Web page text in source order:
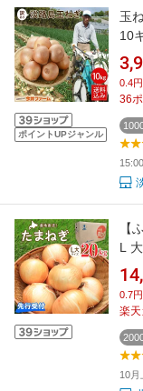
ポイントUPジャンル
玉
10
タ
り
0.4
36
【
L
送
保
焼
0.7
楽
10月